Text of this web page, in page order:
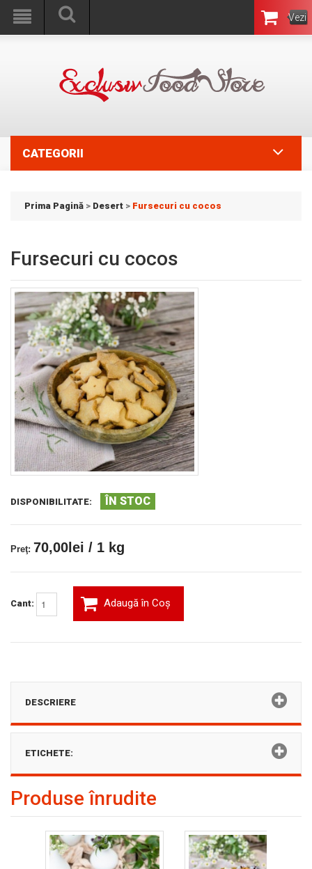
Vezi
Coşul
CATEGORII
Prima Pagină > Desert > Fursecuri cu cocos
Fursecuri cu cocos
DISPONIBILITATE: ÎN STOC
Preţ: 70,00lei / 1 kg
Cant: Adaugă în Coş
DESCRIERE
ETICHETE:
Produse înrudite